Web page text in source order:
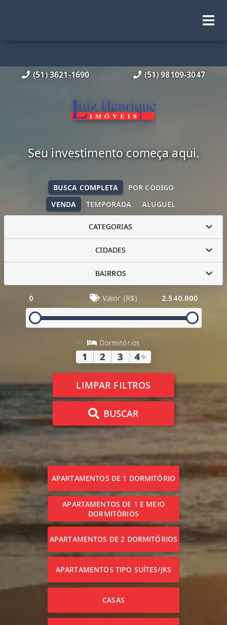
(51) 3621-1690 (51) 98109-3047
Seu investimento começa aqui.
VENDA TEMPORADA ALUGUEL
BUSCA COMPLETA POR CÓDIGO
CATEGORIAS
CIDADES
BAIRROS
0 Valor (R$) 2.540.000
Dormitórios
1 2 3 4+
LIMPAR FILTROS
BUSCAR
APARTAMENTOS DE 1 DORMITÓRIO
APARTAMENTOS DE 1 E MEIO
DORMITÓRIOS
APARTAMENTOS DE 2 DORMITÓRIOS
APARTAMENTOS TIPO SUÍTES/JKS
CASAS